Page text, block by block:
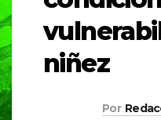
niñez
Por